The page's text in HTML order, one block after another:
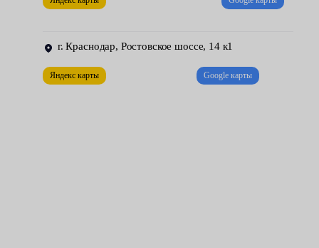
г. Краснодар, Ростовское шоссе, 14 к1
Яндекс карты Google карты